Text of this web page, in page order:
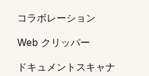
コラボレーション
Web クリッパー
ドキュメントスキャナ